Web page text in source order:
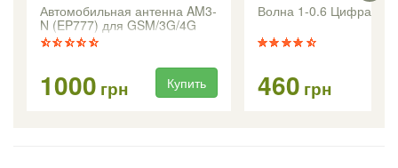
Автомобильная антенна AM3-
N (EP777) для GSM/3G/4G
модемов
1000 грн Купить
Волна 1-0.6 Цифра
460 грн